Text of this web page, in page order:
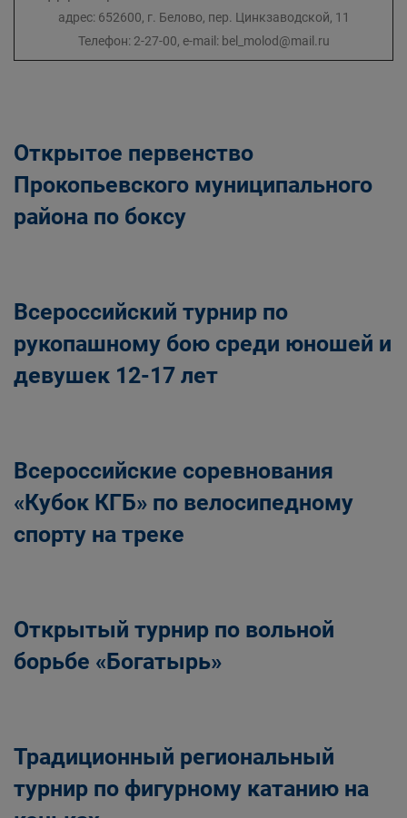
адрес: 652600, г. Белово, пер. Цинкзаводской, 11
Телефон: 2-27-00, e-mail: bel_molod@mail.ru
Открытое первенство
Прокопьевского муниципального
района по боксу
Всероссийский турнир по
рукопашному бою среди юношей и
девушек 12-17 лет
Всероссийские соревнования
«Кубок КГБ» по велосипедному
спорту на треке
Открытый турнир по вольной
борьбе «Богатырь»
Традиционный региональный
турнир по фигурному катанию на